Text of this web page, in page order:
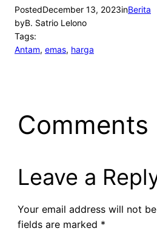
PostedDecember 13, 2023inBerita
byB. Satrio Lelono
Tags:
Antam, emas, harga
Comments
Leave a
Your email address will not
fields are marked *